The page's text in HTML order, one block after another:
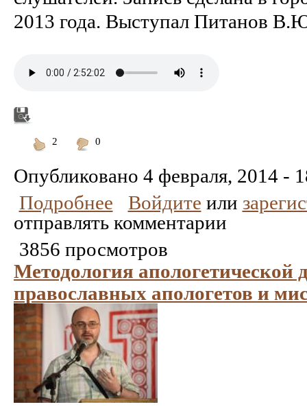
2013 года. Выступал Питанов
2
0
Опубликовано 4 февраля, 2014 -
Подробнее
Войдите или
отправлять комментарии
3856 просмотров
Методология апологетической
православных апологетов и